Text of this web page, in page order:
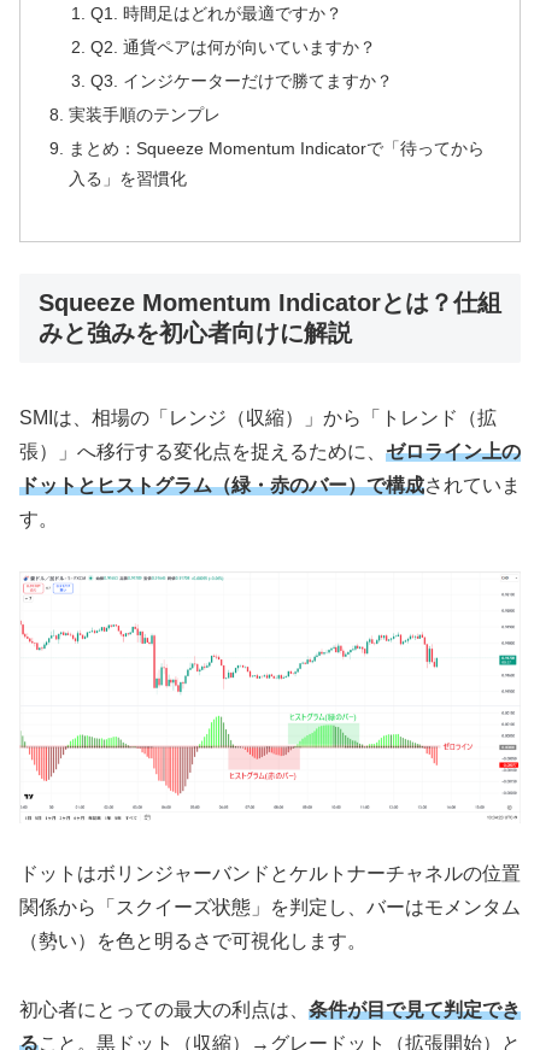
Q1. 時間足はどれが最適ですか？
Q2. 通貨ペアは何が向いていますか？
Q3. インジケーターだけで勝てますか？
実装手順のテンプレ
まとめ：Squeeze Momentum Indicatorで「待ってから
入る」を習慣化
Squeeze Momentum Indicatorとは？仕組
みと強みを初心者向けに解説
SMIは、相場の「レンジ（収縮）」から「トレンド（拡
張）」へ移行する変化点を捉えるために、 ゼロライン上の
ドットとヒストグラム（緑・赤のバー）で構成されていま
す。
ドットはボリンジャーバンドとケルトナーチャネルの位置
関係から「スクイーズ状態」を判定し、バーはモメンタム
（勢い）を色と明るさで可視化します。
初心者にとっての最大の利点は、 条件が目で見て判定でき
ること。黒ドット（収縮）→グレードット（拡張開始）と